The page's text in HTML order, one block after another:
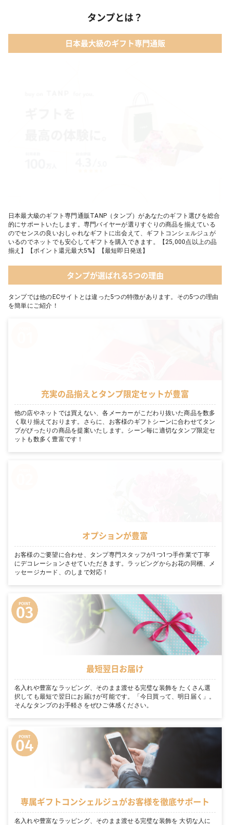
タンプとは？
日本最大級のギフト専門通販
日本最大級のギフト専門通販TANP（タンプ）があなたのギフト選びを総合
的にサポートいたします。専門バイヤーが選りすぐりの商品を揃えている
のでセンスの良いおしゃれなギフトに出会えて、ギフトコンシェルジュが
いるのでネットでも安心してギフトを購入できます。【25,000点以上の品
揃え】【ポイント還元最大5%】【最短即日発送】
タンプが選ばれる5つの理由
タンプでは他のECサイトとは違った5つの特徴があります。その5つの理由
を簡単にご紹介！
充実の品揃えとタンプ限定セットが豊富
他の店やネットでは買えない、各メーカーがこだわり抜いた商品を数多
く取り揃えております。さらに、お客様のギフトシーンに合わせてタン
プがぴったりの商品を提案いたします。シーン毎に適切なタンプ限定セ
ットも数多く豊富です！
オプションが豊富
お客様のご要望に合わせ、タンプ専門スタッフが1つ1つ手作業で丁寧
にデコレーションさせていただきます。ラッピングからお花の同梱、メ
ッセージカード、のしまで対応！
最短翌日お届け
名入れや豊富なラッピング、そのまま渡せる完璧な装飾を たくさん選
択しても最短で翌日にお届けが可能です。「今日買って、明日届く」。
そんなタンプのお手軽さをぜひご体感ください。
専属ギフトコンシェルジュがお客様を徹底サポート
名入れや豊富なラッピング、そのまま渡せる完璧な装飾を 大切な人に